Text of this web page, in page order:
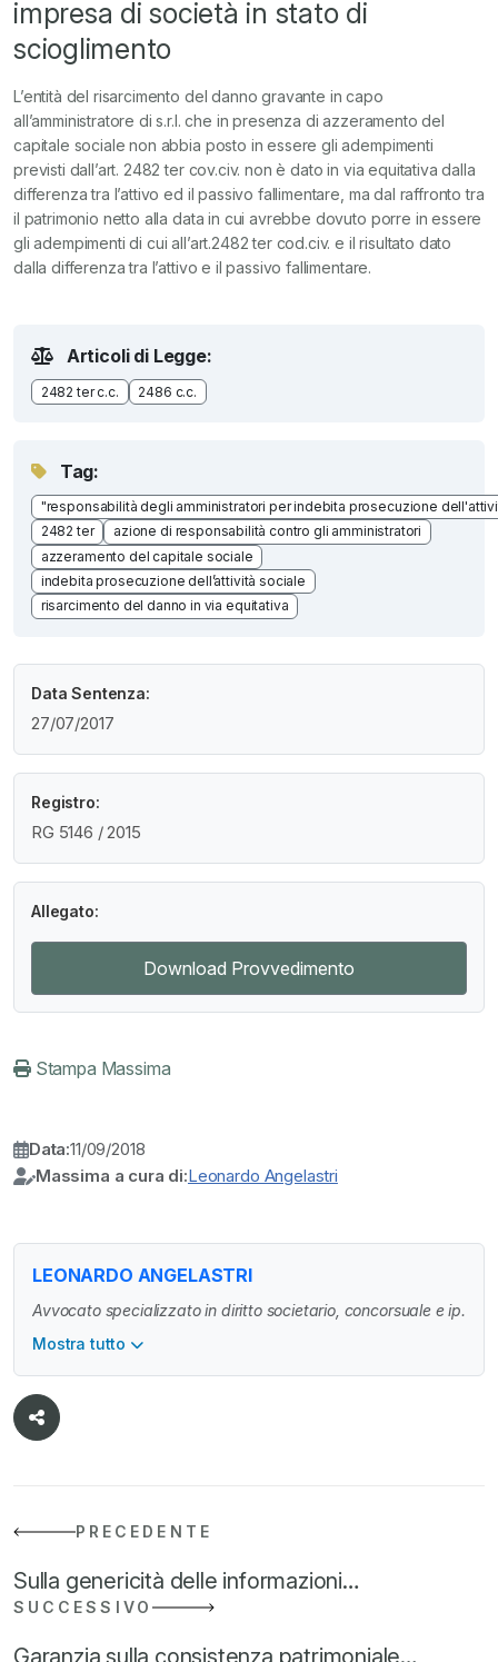
impresa di società in stato di
scioglimento
L’entità del risarcimento del danno gravante in capo
all’amministratore di s.r.l. che in presenza di azzeramento del
capitale sociale non abbia posto in essere gli adempimenti
previsti dall’art. 2482 ter cov.civ. non è dato in via equitativa dalla
differenza tra l’attivo ed il passivo fallimentare, ma dal raffronto tra
il patrimonio netto alla data in cui avrebbe dovuto porre in essere
gli adempimenti di cui all’art.2482 ter cod.civ. e il risultato dato
dalla differenza tra l’attivo e il passivo fallimentare.
Articoli di Legge:
2482 ter c.c. 2486 c.c.
Tag:
"responsabilità degli amministratori per indebita prosecuzione
2482 ter
azione di responsabilità contro gli amministratori
azzeramento del capitale sociale
indebita prosecuzione dell’attività sociale
risarcimento del danno in via equitativa
Data Sentenza:
27/07/2017
Registro:
RG 5146 / 2015
Allegato:
Download Provvedimento
Stampa Massima
Data:11/09/2018
Massima a cura di:Leonardo Angelastri
LEONARDO ANGELASTRI
Avvocato specializzato in diritto societario, concorsuale e ip.
Mostra tutto
PRECEDENTE
Sulla genericità delle informazioni…
SUCCESSIVO
Garanzia sulla consistenza patrimoniale…